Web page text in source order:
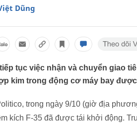
Dũng
tiếp tục việc nhận và chuyển giao
kim trong động cơ máy bay
trong ngày 9/10 (giờ địa
kích F-35 đã được tái khởi động.